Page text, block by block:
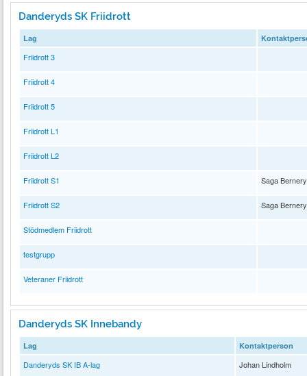
Danderyds SK Friidrott
Lag
Friidrott 3
Friidrott 4
Friidrott 5
Friidrott L1
Friidrott L2
Friidrott S1 Saga
Friidrott S2 Saga
Stödmedlem Friidrott
testgrupp
Veteraner Friidrott
Danderyds SK Innebandy
Lag Kontaktperson
Danderyds SK IB A-lag Johan Lindholm